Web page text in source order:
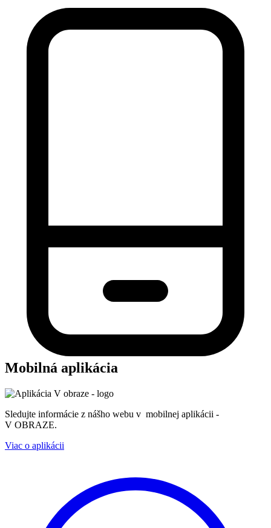
Mobilná aplikácia
Sledujte informácie z nášho webu v mobilnej aplikácii -
V OBRAZE.
Viac o aplikácii